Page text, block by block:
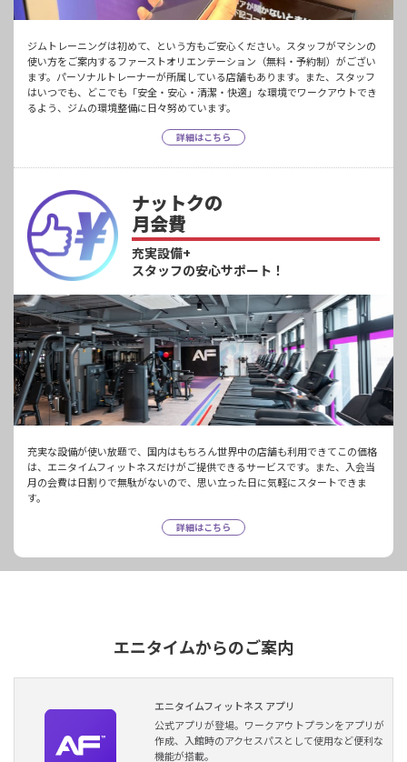
ジムトレーニングは初めて、という方もご安心ください。スタッフがマシンの
使い方をご案内するファーストオリエンテーション（無料・予約制）がござい
ます。パーソナルトレーナーが所属している店舗もあります。また、スタッフ
はいつでも、どこでも「安全・安心・清潔・快適」な環境でワークアウトでき
るよう、ジムの環境整備に日々努めています。
詳細はこちら
ナットクの
月会費
充実設備+
スタッフの安心サポート！
充実な設備が使い放題で、国内はもちろん世界中の店舗も利用できてこの価格
は、エニタイムフィットネスだけがご提供できるサービスです。また、入会当
月の会費は日割りで無駄がないので、思い立った日に気軽にスタートできま
す。
詳細はこちら
エニタイムからのご案内
エニタイムフィットネス アプリ
公式アプリが登場。ワークアウトプランをアプリが
作成、入館時のアクセスパスとして使用など便利な
機能が搭載。